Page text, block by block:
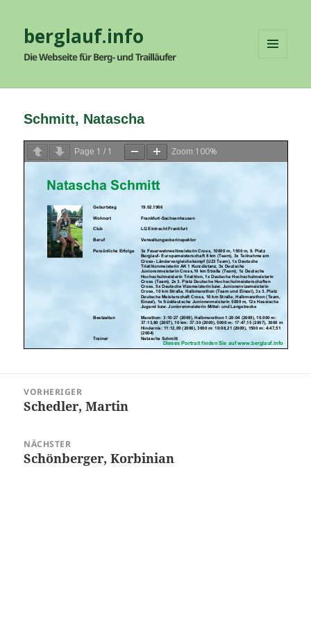
berglauf.info
Die Webseite für Berg- und Trailläufer
WIDGETS
Schmitt, Natascha
Page 1 / 1 Zoom 100%
VORHERIGER
Vorheriger
Schedler, Martin
NÄCHSTER
Nächster
Schönberger, Korbinian